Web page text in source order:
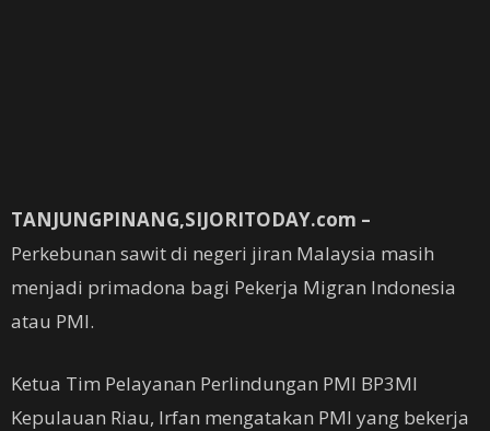
TANJUNGPINANG,SIJORITODAY.com –
Perkebunan sawit di negeri jiran Malaysia masih
menjadi primadona bagi Pekerja Migran Indonesia
atau PMI.
Ketua Tim Pelayanan Perlindungan PMI BP3MI
Kepulauan Riau, Irfan mengatakan PMI yang bekerja